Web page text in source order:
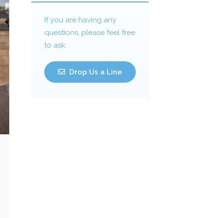
If you are having any
questions, please feel free
to ask.
Drop Us a Line